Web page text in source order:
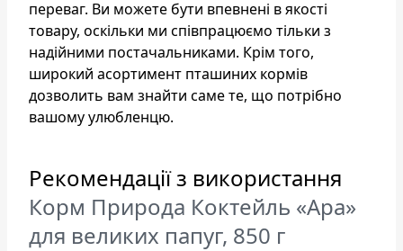
переваг. Ви можете бути впевнені в якості
товару, оскільки ми співпрацюємо тільки з
надійними постачальниками. Крім того,
широкий асортимент пташиних кормів
дозволить вам знайти саме те, що потрібно
вашому улюбленцю.
Рекомендації з використання
Корм Природа Коктейль «Ара»
для великих папуг, 850 г